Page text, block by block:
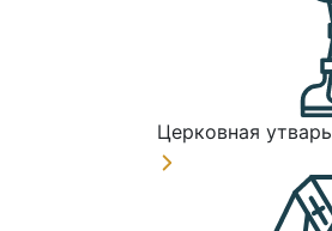
Церковная утварь